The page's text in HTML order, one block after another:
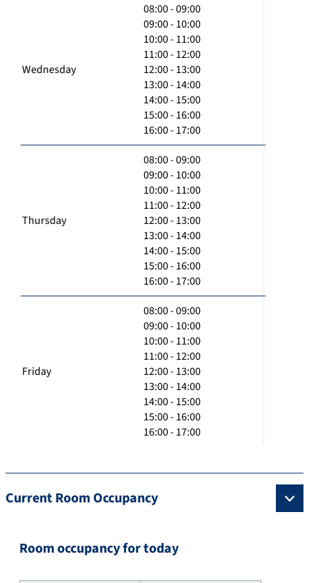
Wednesday
08:00 - 09:00
09:00 - 10:00
10:00 - 11:00
11:00 - 12:00
12:00 - 13:00
13:00 - 14:00
14:00 - 15:00
15:00 - 16:00
16:00 - 17:00
Thursday
08:00 - 09:00
09:00 - 10:00
10:00 - 11:00
11:00 - 12:00
12:00 - 13:00
13:00 - 14:00
14:00 - 15:00
15:00 - 16:00
16:00 - 17:00
Friday
08:00 - 09:00
09:00 - 10:00
10:00 - 11:00
11:00 - 12:00
12:00 - 13:00
13:00 - 14:00
14:00 - 15:00
15:00 - 16:00
16:00 - 17:00
Current Room Occupancy
Room occupancy for today